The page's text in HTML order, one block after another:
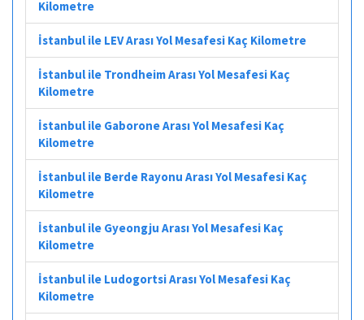
Kilometre
İstanbul ile LEV Arası Yol Mesafesi Kaç Kilometre
İstanbul ile Trondheim Arası Yol Mesafesi Kaç
Kilometre
İstanbul ile Gaborone Arası Yol Mesafesi Kaç
Kilometre
İstanbul ile Berde Rayonu Arası Yol Mesafesi Kaç
Kilometre
İstanbul ile Gyeongju Arası Yol Mesafesi Kaç
Kilometre
İstanbul ile Ludogortsi Arası Yol Mesafesi Kaç
Kilometre